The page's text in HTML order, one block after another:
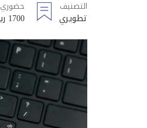
التصنيف
تطويري
حضوري
1700 ريال